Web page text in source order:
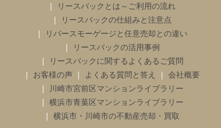
リースバックとは～ご利用の流れ
リースバックの仕組みと注意点
リバースモーゲージと任意売却との違い
リースバックの活用事例
リースバックに関するよくあるご質問
お客様の声
よくある質問と答え
会社概要
川崎市宮前区マンションライブラリー
横浜市青葉区マンションライブラリー
横浜市・川崎市の不動産売却・買取